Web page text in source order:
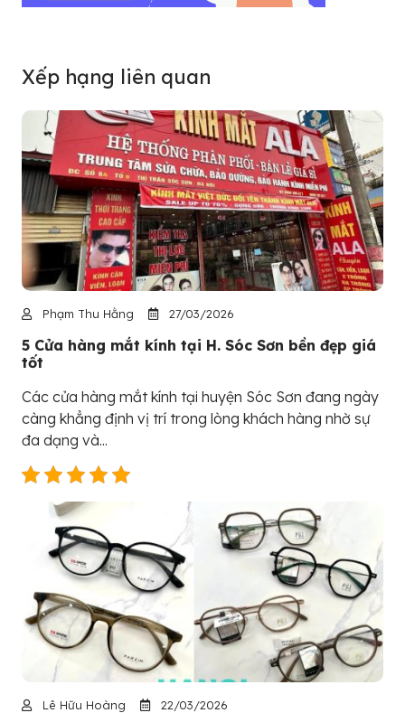
Xếp hạng liên quan
Phạm Thu Hằng 27/03/2026
5 Cửa hàng mắt kính tại H. Sóc Sơn bền đẹp giá
tốt
Các cửa hàng mắt kính tại huyện Sóc Sơn đang ngày
càng khẳng định vị trí trong lòng khách hàng nhờ sự
đa dạng và...
Lê Hữu Hoàng 22/03/2026